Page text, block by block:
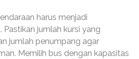
harus menjadi
jumlah kursi yang
jumlah penumpang agar
Memilih bus dengan kapasitas